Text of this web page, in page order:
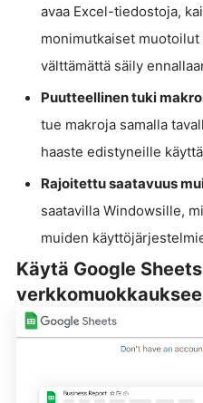
avaa Excel-tiedostoja,
monimutkaiset
välttämättä säily
Puutteellinen tuki
tue makroja samalla
haaste edistyneille
Rajoitettu saatavuus
saatavilla Windowsille,
muiden
Käytä Google